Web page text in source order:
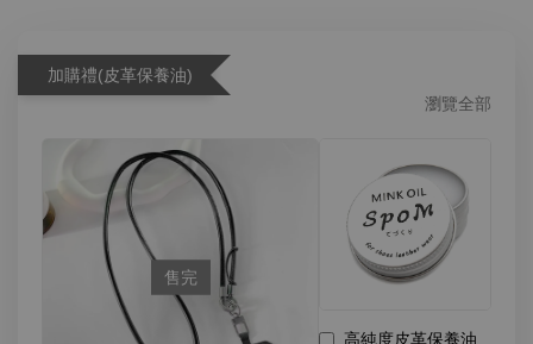
加購禮(皮革保養油)
瀏覽全部
售完
高純度皮革保養油